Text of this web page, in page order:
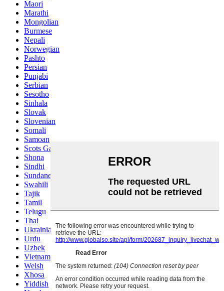
Maori
Marathi
Mongolian
Burmese
Nepali
Norwegian
Pashto
Persian
Punjabi
Serbian
Sesotho
Sinhala
Slovak
Slovenian
Somali
Samoan
Scots Gaelic
Shona
Sindhi
Sundanese
Swahili
Tajik
Tamil
Telugu
Thai
Ukrainian
Urdu
Uzbek
Vietnamese
Welsh
Xhosa
Yiddish